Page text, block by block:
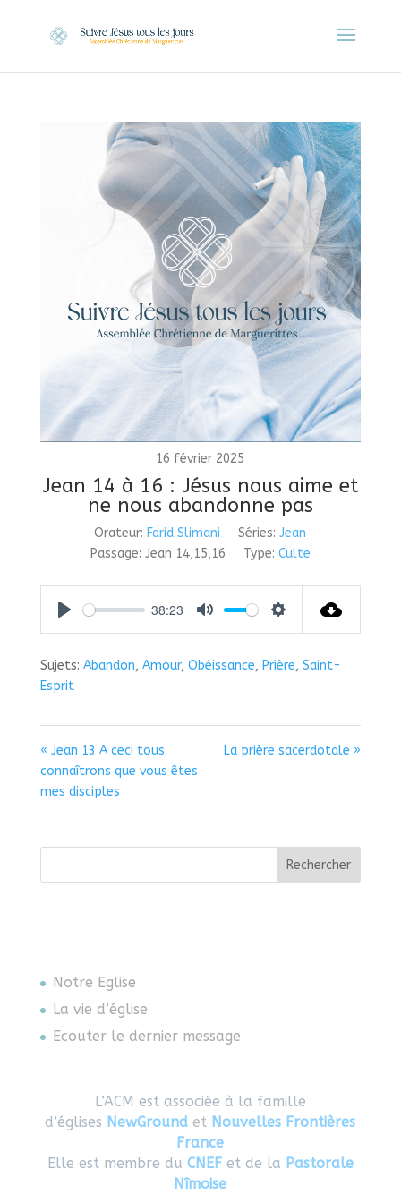
16 février 2025
Jean 14 à 16 : Jésus nous aime et
ne nous abandonne pas
Orateur: Farid Slimani Séries: Jean
Passage: Jean 14,15,16 Type: Culte
38:23
Sujets: Abandon, Amour, Obéissance, Prière, Saint-
Esprit
« Jean 13 A ceci tous
connaîtrons que vous êtes
mes disciples
La prière sacerdotale »
Rechercher
Notre Eglise
La vie d’église
Ecouter le dernier message
L’ACM est associée à la famille
d’églises NewGround et Nouvelles Frontières
France
Elle est membre du CNEF et de la Pastorale
Nîmoise